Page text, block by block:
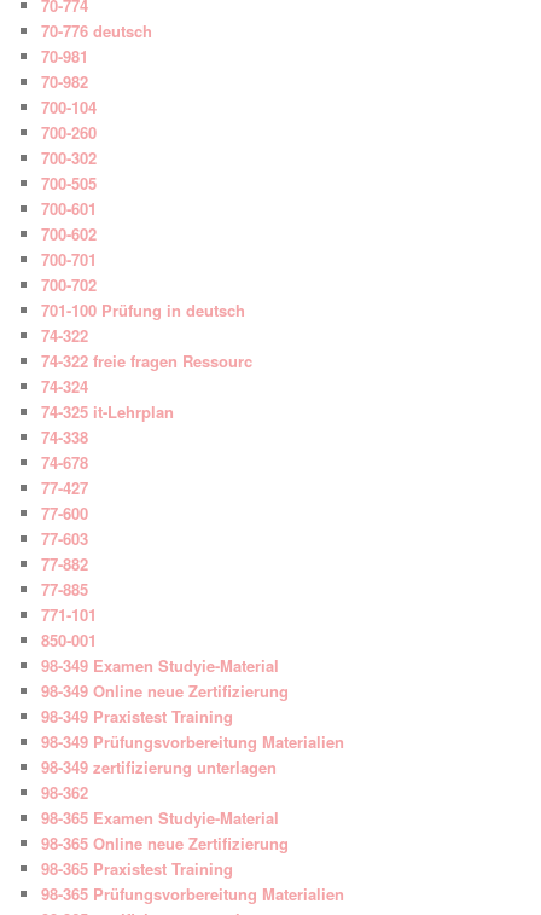
70-774
70-776 deutsch
70-981
70-982
700-104
700-260
700-302
700-505
700-601
700-602
700-701
700-702
701-100 Prüfung in deutsch
74-322
74-322 freie fragen Ressourc
74-324
74-325 it-Lehrplan
74-338
74-678
77-427
77-600
77-603
77-882
77-885
771-101
850-001
98-349 Examen Studyie-Material
98-349 Online neue Zertifizierung
98-349 Praxistest Training
98-349 Prüfungsvorbereitung Materialien
98-349 zertifizierung unterlagen
98-362
98-365 Examen Studyie-Material
98-365 Online neue Zertifizierung
98-365 Praxistest Training
98-365 Prüfungsvorbereitung Materialien